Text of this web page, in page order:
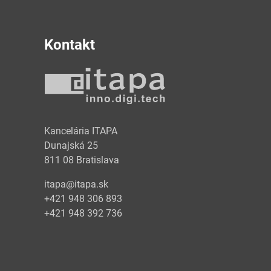
Kontakt
Kancelária ITAPA
Dunajská 25
811 08 Bratislava
itapa@itapa.sk
+421 948 306 893
+421 948 392 736